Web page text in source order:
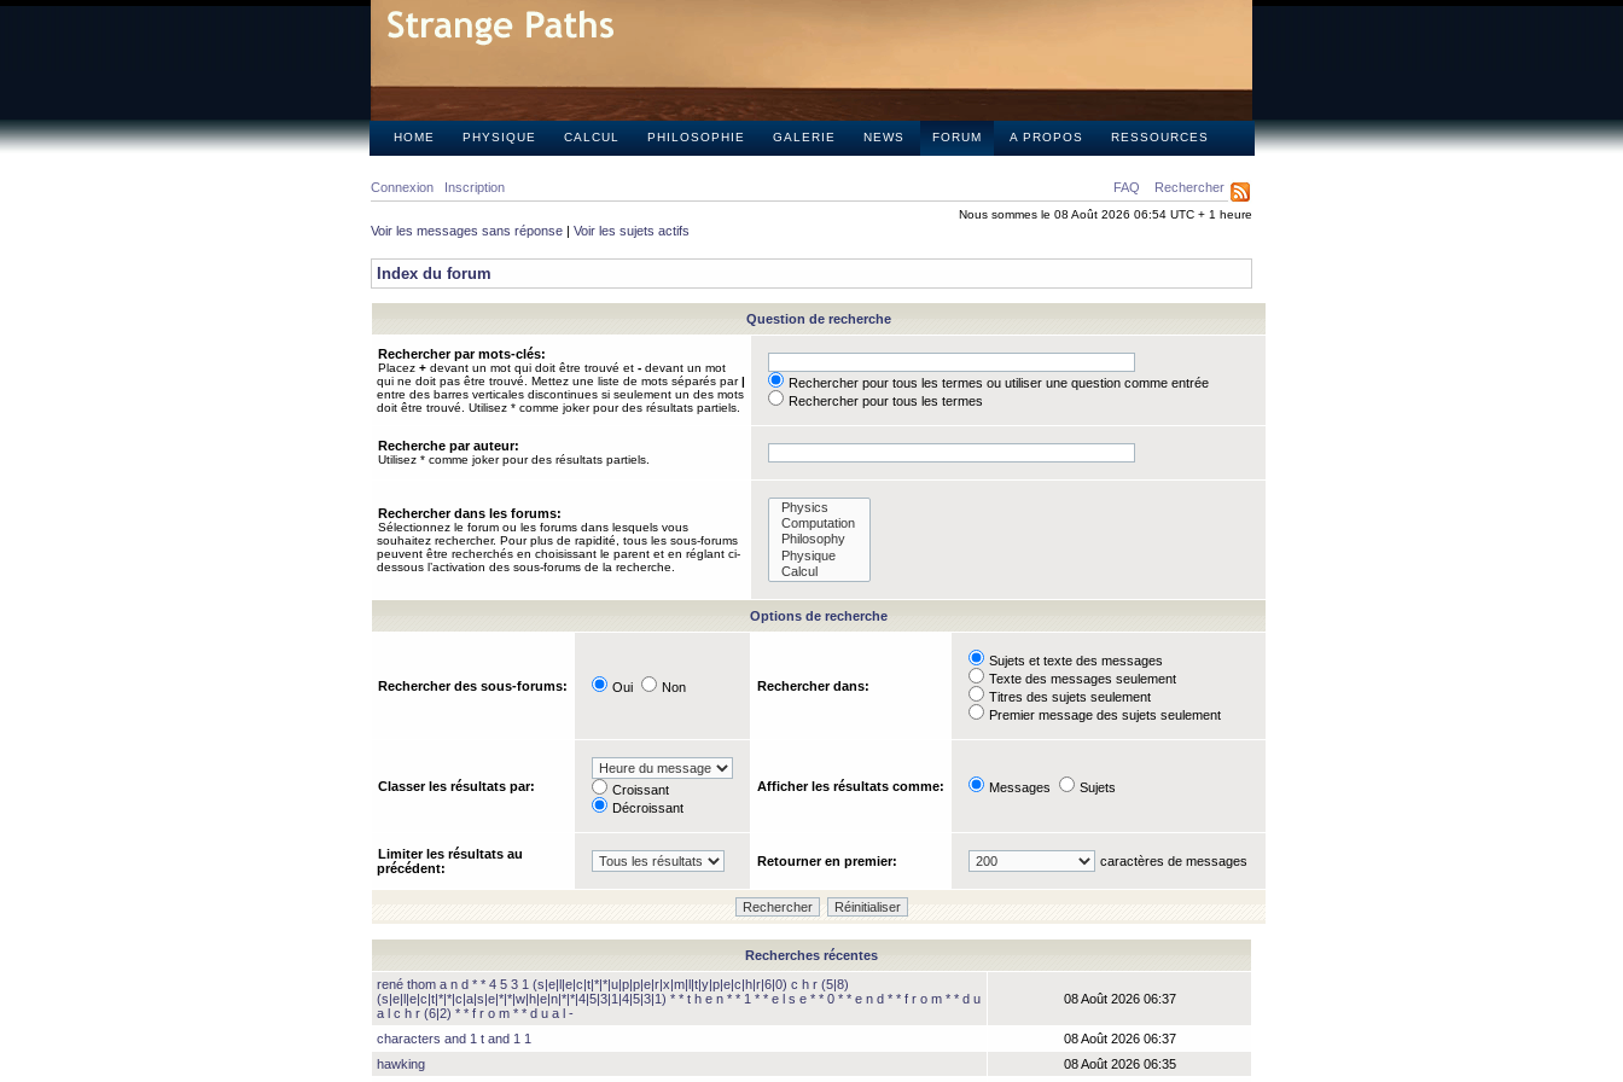
HOME PHYSIQUE CALCUL PHILOSOPHIE GALERIE NEWS FORUM A PROPOS RESSOURCES
FAQ Rechercher
Connexion Inscription
Nous sommes le 08 Août 2026 06:54 UTC + 1 heure
Voir les messages sans réponse | Voir les sujets actifs
Index du forum
Question de recherche
Rechercher par mots-clés:
Placez + devant un mot qui doit être trouvé et - devant un mot
qui ne doit pas être trouvé. Mettez une liste de mots séparés par|
entre des barres verticales discontinues si seulement un des mots
doit être trouvé. Utilisez * comme joker pour des résultats partiels.
Rechercher pour tous les termes ou utiliser une question comme entrée
Rechercher pour tous les termes
Recherche par auteur:
Utilisez * comme joker pour des résultats partiels.
Rechercher dans les forums:
Sélectionnez le forum ou les forums dans lesquels vous
souhaitez rechercher. Pour plus de rapidité, tous les sous-forums
peuvent être recherchés en choisissant le parent et en réglant ci-
dessous l’activation des sous-forums de la recherche.
Options de recherche
Rechercher des sous-forums: Oui Non Rechercher dans:
Sujets et texte des messages
Texte des messages seulement
Titres des sujets seulement
Premier message des sujets seulement
Classer les résultats par:
Croissant
Décroissant
Afficher les résultats comme: Messages Sujets
Limiter les résultats au
précédent:
Retourner en premier: caractères de messages
Recherches récentes
rené thom a n d * * 4 5 3 1 (s|e|l|e|c|t|*|*|u|p|p|e|r|x|m|l|t|y|p|e|c|h|r|6|0) c h r (5|8)
(s|e|l|e|c|t|*|*|c|a|s|e|*|*|w|h|e|n|*|*|4|5|3|1|4|5|3|1) * * t h e n * * 1 * * e l s e * * 0 * * e n d * * f r o m * * d u
a l c h r (6|2) * * f r o m * * d u a l -
08 Août 2026 06:37
characters and 1 t and 1 1
08 Août 2026 06:37
hawking
08 Août 2026 06:35